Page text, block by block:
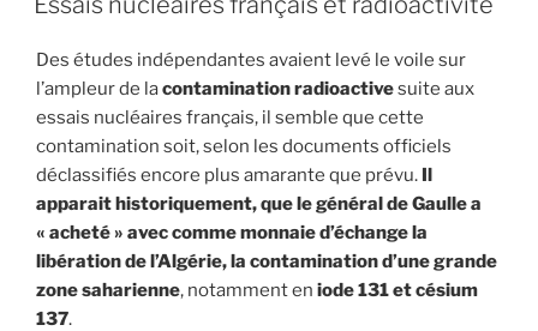
Des études indépendantes avaient levé le voile sur
l’ampleur de lacontamination radioactivesuite aux
essais nucléaires français, il semble que cette
contamination soit, selon les documents officiels
déclassifiés encore plus amarante que prévu. Il
apparait historiquement, que le général de Gaulle a
« acheté » avec comme monnaie d’échange la
libération de l’Algérie, la contamination d’une grande
zone saharienne, notamment en iode 131 et césium
137.